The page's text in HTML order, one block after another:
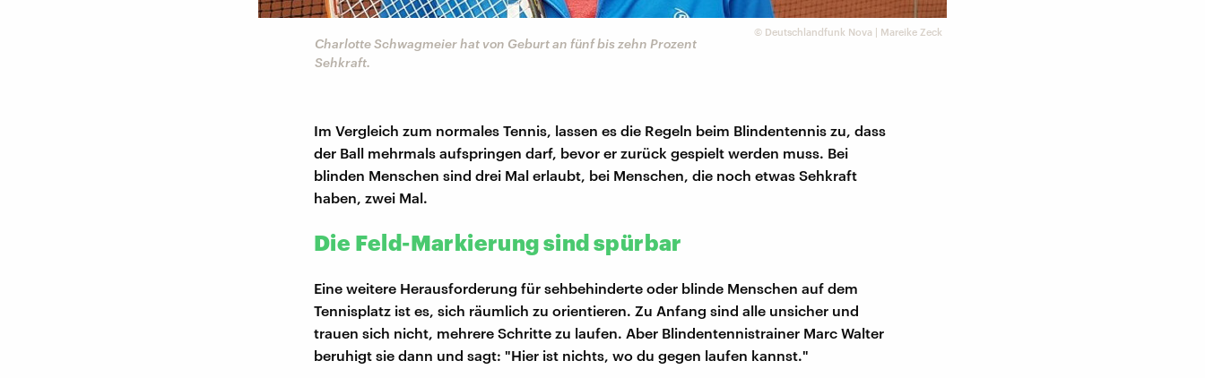
© Deutschlandfunk Nova | Mareike Zeck
Charlotte Schwagmeier hat von Geburt an fünf bis zehn Prozent
Sehkraft.
Im Vergleich zum normales Tennis, lassen es die Regeln beim Blindentennis zu, dass
der Ball mehrmals aufspringen darf, bevor er zurück gespielt werden muss. Bei
blinden Menschen sind drei Mal erlaubt, bei Menschen, die noch etwas Sehkraft
haben, zwei Mal.
Die Feld-Markierung sind spürbar
Eine weitere Herausforderung für sehbehinderte oder blinde Menschen auf dem
Tennisplatz ist es, sich räumlich zu orientieren. Zu Anfang sind alle unsicher und
trauen sich nicht, mehrere Schritte zu laufen. Aber Blindentennistrainer Marc Walter
beruhigt sie dann und sagt: "Hier ist nichts, wo du gegen laufen kannst."